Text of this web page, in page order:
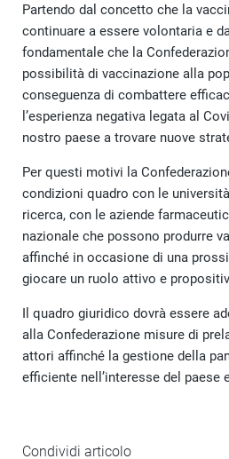
Partendo dal concetto che la
continuare a essere volontaria e
fondamentale che la
possibilità di vaccinazione alla
conseguenza di combattere
l’esperienza negativa legata al
nostro paese a trovare nuove
Per questi motivi la
condizioni quadro con le
ricerca, con le aziende
nazionale che possono produrre
affinché in occasione di una
giocare un ruolo attivo e
Il quadro giuridico dovrà essere
alla Confederazione misure di
attori affinché la gestione della
efficiente nell’interesse del paese
Condividi articolo